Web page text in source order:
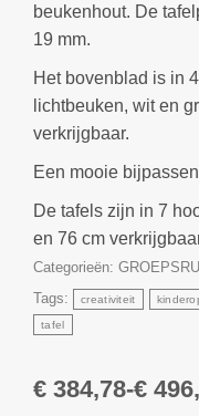
beukenhout. De
19 mm.
Het bovenblad is in
lichtbeuken, wit en
verkrijgbaar.
Een mooie
De tafels zijn in 7
en 76 cm
Categorieën:
Tags:
creativiteit
tafel
€ 384,78-€